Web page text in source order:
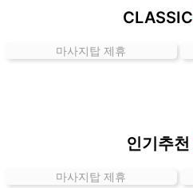
곳
인
CLASSIC
마사지탑 제휴
인기추천
마사지탑 제휴